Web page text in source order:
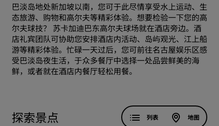
巴淡岛地处新加坡以南，您可于此尽情享受水上运动、生
态旅游、购物和高尔夫等精彩体验。想要检验一下您的高
尔夫球技？ 苏卡加迪巴东高尔夫球场就在酒店旁边。酒
店礼宾团队可协助您安排酒店内活动、岛屿观光、江上船
游等精彩体验。忙碌一天过后，您可前往名古屋娱乐区感
受巴淡岛夜生活，于众多餐厅中选择一处品尝鲜美的海
鲜，或者就在酒店内餐厅轻松用餐。
探索景点 列表 地图